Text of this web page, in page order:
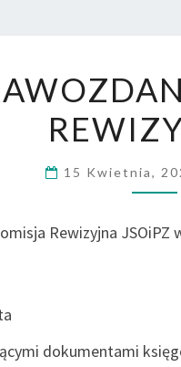
15 Kwietnia,
Rewizyjna JSOiPZ
dokumentami